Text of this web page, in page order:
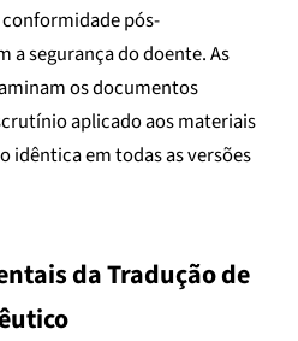
pós-
a segurança do doente. As
os documentos
aplicado aos materiais
idêntica em todas as versões
da Tradução de